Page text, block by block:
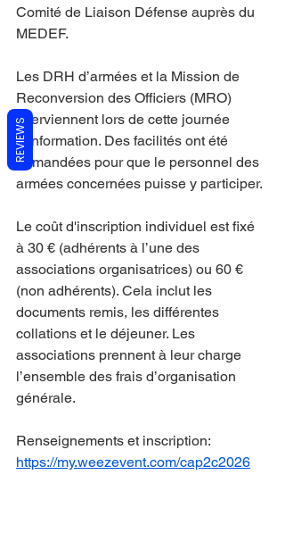
Comité de Liaison Défense auprès du
MEDEF.
Les DRH d’armées et la Mission de
Reconversion des Officiers (MRO)
interviennent lors de cette journée
d’information. Des facilités ont été
demandées pour que le personnel des
armées concernées puisse y participer.
Le coût d'inscription individuel est fixé
à 30 € (adhérents à l’une des
associations organisatrices) ou 60 €
(non adhérents). Cela inclut les
documents remis, les différentes
collations et le déjeuner. Les
associations prennent à leur charge
l’ensemble des frais d’organisation
générale.
Renseignements et inscription:
https://my.weezevent.com/cap2c2026
REVIEWS